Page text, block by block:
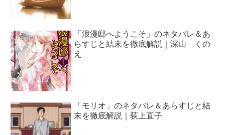
「浪漫邸へようこそ」のネタバレ＆あ
らすじと結末を徹底解説｜深山 くの
え
「モリオ」のネタバレ＆あらすじと結
末を徹底解説｜荻上直子